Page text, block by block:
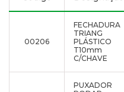
00206
FECHADURA
TRIANG
PLÁSTICO
T10mm
C/CHAVE
PUXADOR